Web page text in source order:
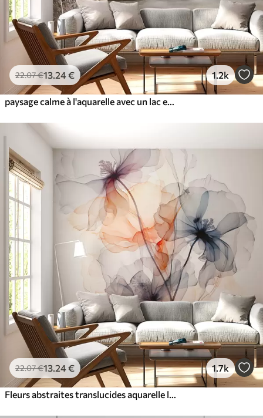
22.07€13 .24€ 1.2k
22.07€13 .24€ 1.7k